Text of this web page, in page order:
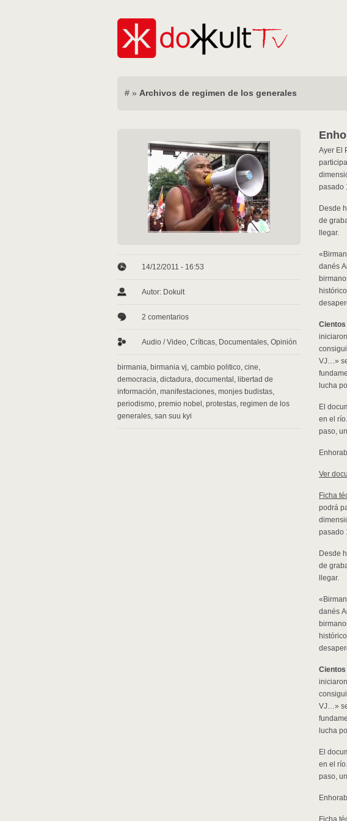
# » Archivos de regimen de los generales
14/12/2011 - 16:53
Autor: Dokult
2 comentarios
Audio / Video, Críticas, Documentales, Opinión
birmania, birmania vj, cambio politico, cine,
democracia, dictadura, documental , libertad de
información, manifestaciones, monjes budistas,
periodismo, premio nobel , protestas, regimen de los
generales, san suu kyi
Ayer El
pasado
Desde
de
llegar.
danés
VJ…»
lucha
El
en el
paso,
Ver
Ficha
podrá
pasado
Desde
de
llegar.
danés
VJ…»
lucha
El
en el
paso,
Ficha